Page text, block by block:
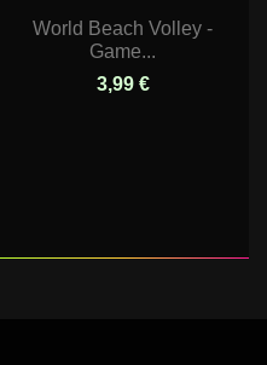
World Beach Volley -
Game...
3,99 €